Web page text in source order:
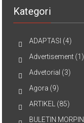
Kategori
ADAPTASI (4)
Advertisement (1)
Advetorial (3)
Agora (9)
ARTIKEL (85)
BULETIN MORPIN